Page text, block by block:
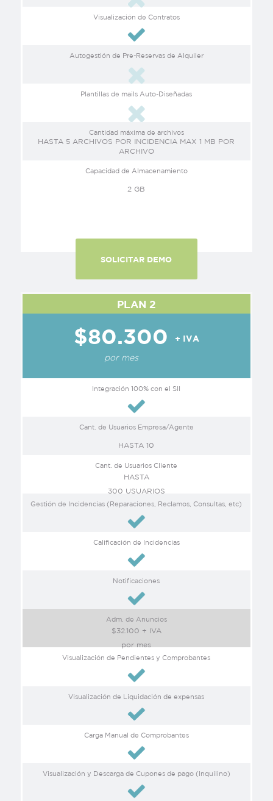
Visualización de Contratos
Autogestión de Pre-Reservas de Alquiler
Plantillas de mails Auto-Diseñadas
Cantidad máxima de archivos
HASTA 5 ARCHIVOS POR INCIDENCIA MAX 1 MB POR
ARCHIVO
Capacidad de Almacenamiento
2 GB
SOLICITAR DEMO
PLAN 2
$80.300 + IVA
por mes
Integración 100% con el SII
Cant. de Usuarios Empresa/Agente
HASTA 10
Cant. de Usuarios Cliente
HASTA
300 USUARIOS
Gestión de Incidencias (Reparaciones, Reclamos, Consultas, etc)
Calificación de Incidencias
Notificaciones
Adm. de Anuncios
$32.100 + IVA
por mes
Visualización de Pendientes y Comprobantes
Visualización de Liquidación de expensas
Carga Manual de Comprobantes
Visualización y Descarga de Cupones de pago (Inquilino)